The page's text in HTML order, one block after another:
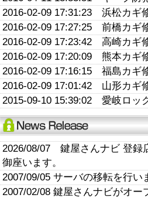
2016-02-09 17:31:23 浜松カギ
2016-02-09 17:27:25 前橋カギ
2016-02-09 17:23:42 高崎カギ
2016-02-09 17:20:09 熊本カギ
2016-02-09 17:16:15 福島カギ
2016-02-09 17:01:42 山形カギ
2015-09-10 15:39:02 愛岐ロ
2026/08/07 鍵屋さんナビ 登録
御座います。
2007/09/05 サーバの移転を行い
2007/02/08 鍵屋さんナビがオ